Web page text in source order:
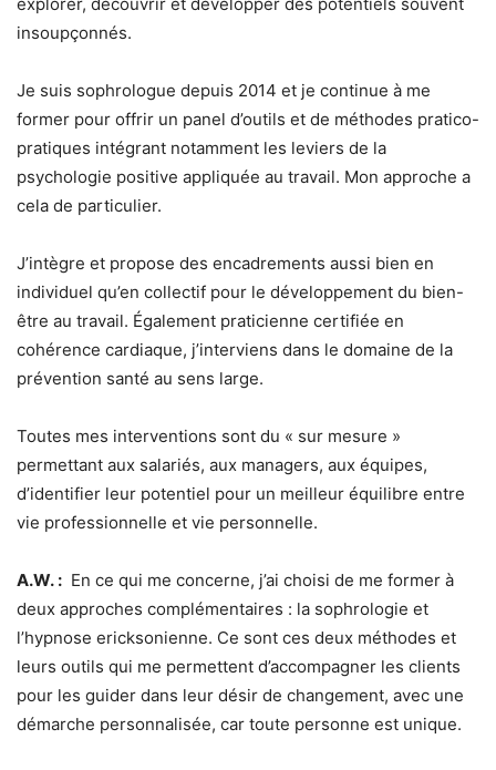
insoupçonnés.
Je suis sophrologue depuis 2014 et je continue à me
former pour offrir un panel d’outils et de méthodes pratico-
pratiques intégrant notamment les leviers de la
psychologie positive appliquée au travail. Mon approche a
cela de particulier.
J’intègre et propose des encadrements aussi bien en
individuel qu’en collectif pour le développement du bien-
être au travail. Également praticienne certifiée en
cohérence cardiaque, j’interviens dans le domaine de la
prévention santé au sens large.
Toutes mes interventions sont du « sur mesure »
permettant aux salariés, aux managers, aux équipes,
d’identifier leur potentiel pour un meilleur équilibre entre
vie professionnelle et vie personnelle.
A.W. : En ce qui me concerne, j’ai choisi de me former à
deux approches complémentaires : la sophrologie et
l’hypnose ericksonienne. Ce sont ces deux méthodes et
leurs outils qui me permettent d’accompagner les clients
pour les guider dans leur désir de changement, avec une
démarche personnalisée, car toute personne est unique.